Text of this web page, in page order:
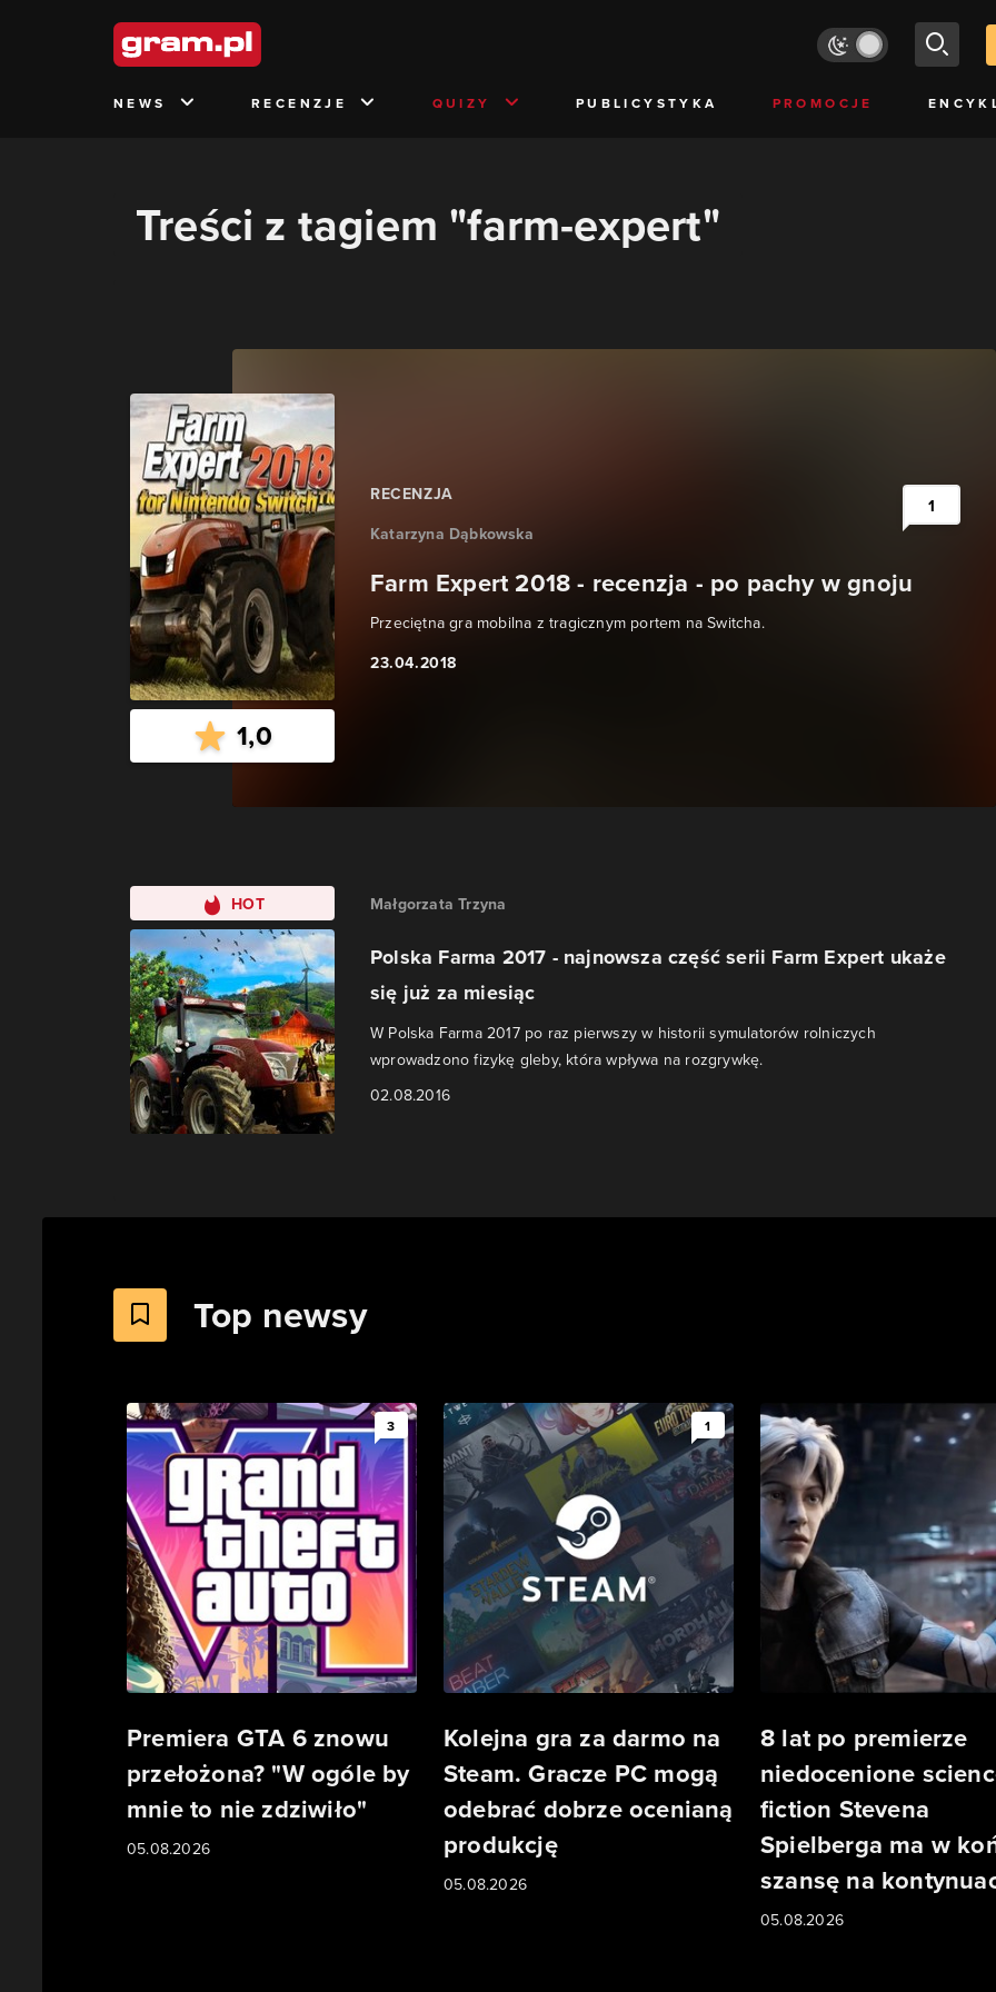
NEWS RECENZJE QUIZY PUBLICYSTYKA PROMOCJE
Treści z tagiem "farm-expert"
1,0
RECENZJA
Katarzyna Dąbkowska
Farm Expert 2018 - recenzja - po pachy w gnoju
Przeciętna gra mobilna z tragicznym portem na Switcha.
23.04.2018
1
HOT Małgorzata Trzyna
Polska Farma 2017 - najnowsza część serii Farm Expert ukaże
się już za miesiąc
W Polska Farma 2017 po raz pierwszy w historii symulatorów rolniczych
wprowadzono fizykę gleby, która wpływa na rozgrywkę.
02.08.2016
Top newsy
3
Premiera GTA 6 znowu
przełożona? "W ogóle by
mnie to nie zdziwiło"
05.08.2026
1
Kolejna gra za darmo na
Steam. Gracze PC mogą
odebrać dobrze ocenianą
produkcję
05.08.2026
8 lat po premierze
niedocenione
fiction Stevena
Spielberga ma w
szansę na
05.08.2026